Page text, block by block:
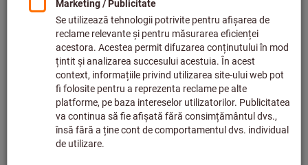
Produse
Portsculă cu prindere pe con SK
Forma AD BT 40 scurt
Cod articol.: 302607
Livrabil
8 variante
de la